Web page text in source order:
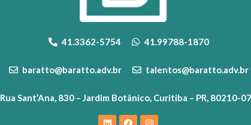
41.3362-5754 41.99788-1870
baratto@baratto.adv.br talentos@baratto.adv.br
Rua Sant’Ana, 830 – Jardim Botânico, Curitiba – PR, 80210-